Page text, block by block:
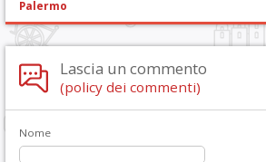
Palermo
Lascia un commento
(policy dei commenti)
Nome